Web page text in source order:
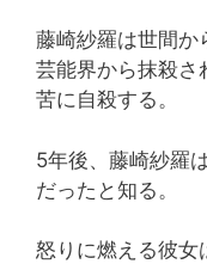
藤崎紗羅は世間か
芸能界から抹殺さ
苦に自殺する。
5年後、藤崎紗羅
だったと知る。
怒りに燃える彼女